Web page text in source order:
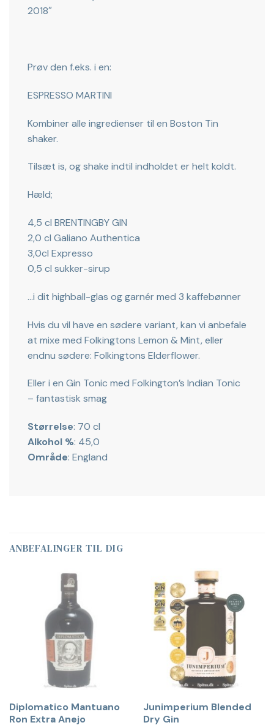
2018″
Prøv den f.eks. i en:
ESPRESSO MARTINI
Kombiner alle ingredienser til en Boston Tin
shaker.
Tilsæt is, og shake indtil indholdet er helt koldt.
Hæld;
4,5 cl BRENTINGBY GIN
2,0 cl Galiano Authentica
3,0cl Expresso
0,5 cl sukker-sirup
…i dit highball-glas og garnér med 3 kaffebønner
Hvis du vil have en sødere variant, kan vi anbefale
at mixe med Folkingtons Lemon & Mint, eller
endnu sødere: Folkingtons Elderflower.
Eller i en Gin Tonic med Folkington’s Indian Tonic
– fantastisk smag
Størrelse: 70 cl
Alkohol %: 45,0
Område: England
ANBEFALINGER TIL DIG
Diplomatico Mantuano
Ron Extra Anejo
Junimperium Blended
Dry Gin